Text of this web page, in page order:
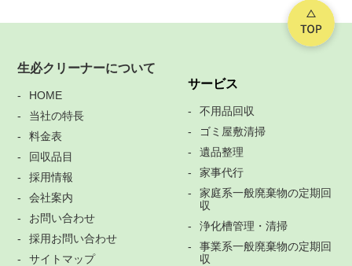
生必クリーナーについて
HOME
当社の特長
料金表
回収品目
採用情報
会社案内
お問い合わせ
採用お問い合わせ
サイトマップ
サービス
不用品回収
ゴミ屋敷清掃
遺品整理
家事代行
家庭系一般廃棄物の定期回
収
浄化槽管理・清掃
事業系一般廃棄物の定期回
収